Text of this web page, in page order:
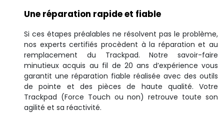
Une réparation rapide et fiable
Si ces étapes préalables ne résolvent pas le problème,
nos experts certifiés procèdent à la réparation et au
remplacement du Trackpad. Notre savoir-faire
minutieux acquis au fil de 20 ans d’expérience vous
garantit une réparation fiable réalisée avec des outils
de pointe et des pièces de haute qualité. Votre
Trackpad (Force Touch ou non) retrouve toute son
agilité et sa réactivité.